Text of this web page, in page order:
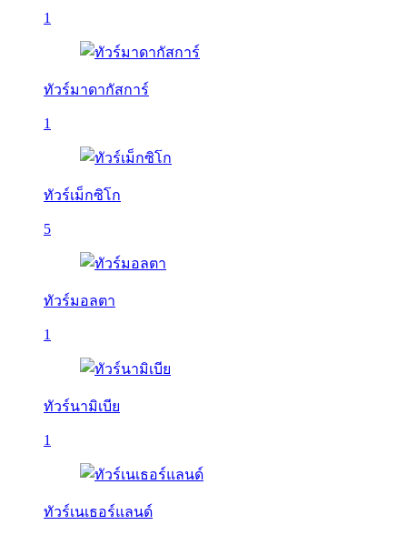
1
ทัวร์มาดากัสการ์
1
ทัวร์เม็กซิโก
5
ทัวร์มอลตา
1
ทัวร์นามิเบีย
1
ทัวร์เนเธอร์แลนด์